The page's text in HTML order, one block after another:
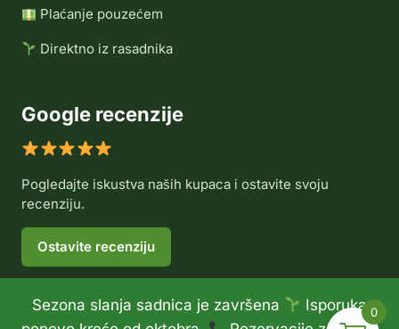
Sezona slanja sadnica je završena
Isporuka
Plaćanje pouzećem
Direktno iz rasadnika
Google recenzije
Pogledajte iskustva naših kupaca i ostavite svoju
recenziju.
Ostavite recenziju
0